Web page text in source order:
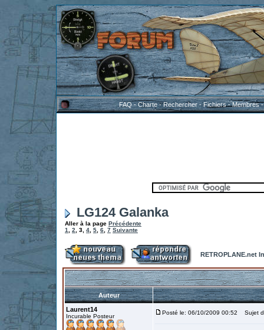
FAQ-Charte-Rechercher-Fichiers-Membres
LG124 Galanka
Aller à la page Précédente
1
2 3 4 5 6 7 Suivante
RETROPLANE.net
Auteur
Laurent14
Incurable Posteur
Posté le: 06/10/2009 00:52 Sujet